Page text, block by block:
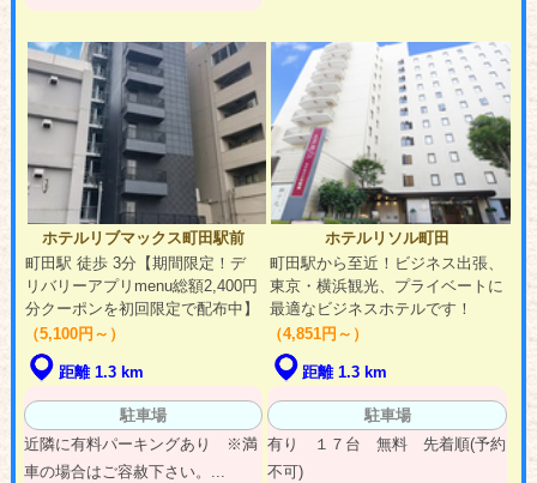
ホテルリブマックス町田駅前
町田駅 徒歩 3分【期間限定！デ
リバリーアプリmenu総額2,400円
分クーポンを初回限定で配布中】
（5,100円～）
距離 1.3 km
駐車場
近隣に有料パーキングあり ※満
車の場合はご容赦下さい。...
ホテルリソル町田
町田駅から至近！ビジネス出張、
東京・横浜観光、プライベートに
最適なビジネスホテルです！
（4,851円～）
距離 1.3 km
駐車場
有り １７台 無料 先着順(予約
不可)